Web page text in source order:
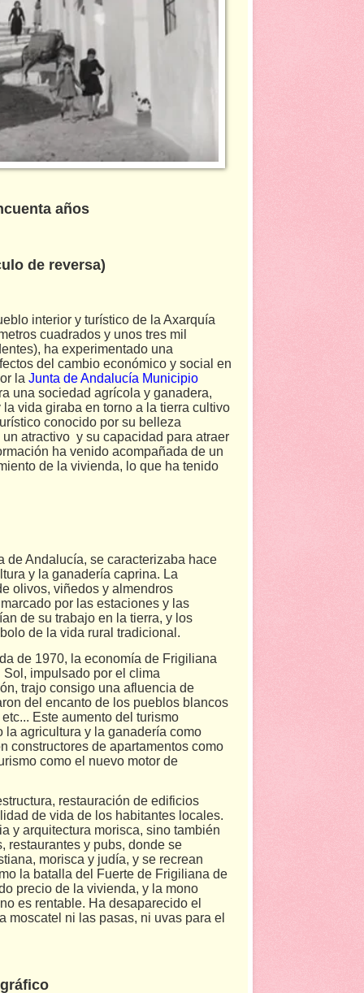
años
de reversa)
interior y turístico de la Axarquía
cuadrados y unos tres mil
ha experimentado una
del cambio económico y social en
la Junta de Andalucía Municipio
una sociedad agrícola y ganadera,
vida giraba en torno a la tierra cultivo
conocido por su belleza
atractivo y su capacidad para atraer
ha venido acompañada de un
de la vivienda, lo que ha tenido
de Andalucía, se caracterizaba hace
y la ganadería caprina. La
olivos, viñedos y almendros
por las estaciones y las
de su trabajo en la tierra, y los
de la vida rural tradicional.
de 1970, la economía de Frigiliana
impulsado por el clima
trajo consigo una afluencia de
del encanto de los pueblos blancos
Este aumento del turismo
agricultura y la ganadería como
constructores de apartamentos como
como el nuevo motor de
restauración de edificios
de vida de los habitantes locales.
y arquitectura morisca, sino también
restaurantes y pubs, donde se
morisca y judía, y se recrean
la batalla del Fuerte de Frigiliana de
precio de la vivienda, y la mono
es rentable. Ha desaparecido el
moscatel ni las pasas, ni uvas para el